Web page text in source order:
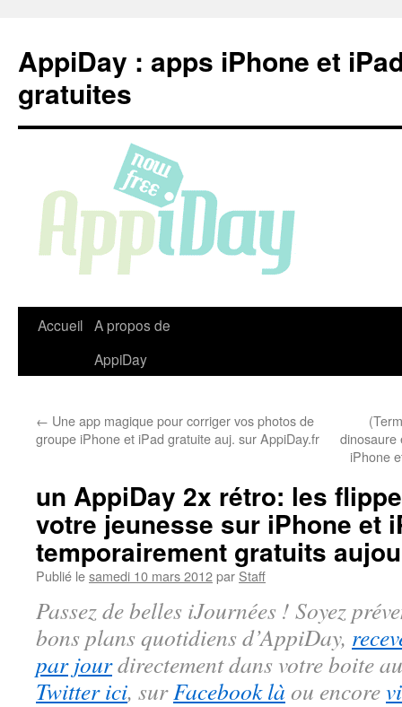
contenu
AppiDay : apps iPhone et
gratuites
Accueil A propos de
AppiDay
← Une app magique pour corriger vos photos de
groupe iPhone et iPad gratuite auj. sur AppiDay.fr
dinosaure
iPhone
un AppiDay 2x rétro: les
votre jeunesse sur iPhone et
temporairement gratuits
Publié lesamedi 10 mars 2012par Staff
Passez de belles iJournées ! Soyez
bons plans quotidiens d’AppiDay,
par jourdirectement dans votre boite
Twitter ici, surFacebook là ou encore